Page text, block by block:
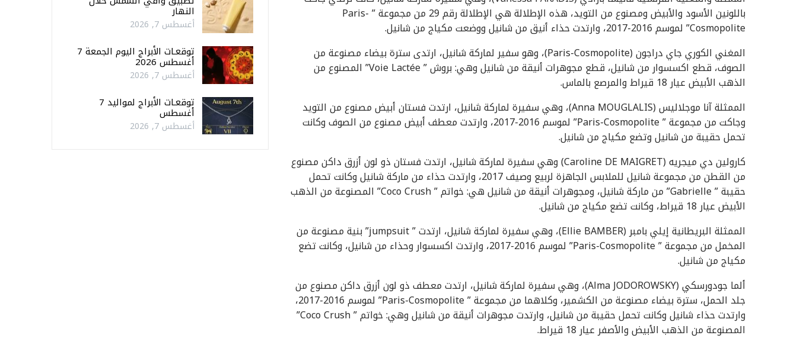
باللونين الأسود والأبيض ومصنوع من التويد، هذه الإطلالة هي الإطلالة رقم 29 من مجموعة ” Paris-
Cosmopolite” لموسم 2016-2017، وارتدت حذاء أنيق من شانيل ووضعت مكياج من شانيل.
المغني الكوري جاي دراجون (Paris-Cosmopolite)، وهو سفير لماركة شانيل، ارتدى سترة بيضاء مصنوعة من
الصوف، قطع اكسسوار من شانيل، قطع مجوهرات أنيقة من شانيل وهي: بروش ” Voie Lactée” المصنوع من
الذهب الأبيض عيار 18 قيراط والمرصع بالماس.
الممثلة آنا موجلاليس (Anna MOUGLALIS)، وهي سفيرة لماركة شانيل، ارتدت فستان أبيض مصنوع من التويد
وجاكت من مجموعة ” Paris-Cosmopolite” لموسم 2016-2017، وارتدت معطف أبيض مصنوع من الصوف وكانت
تحمل حقيبة من شانيل وتضع مكياج من شانيل.
كارولين دي ميجريه (Caroline DE MAIGRET) وهي سفيرة لماركة شانيل، ارتدت فستان ذو لون أزرق داكن مصنوع
من القطن من مجموعة شانيل للملابس الجاهزة لربيع وصيف 2017، وارتدت حذاء من ماركة شانيل وكانت تحمل
حقيبة ” Gabrielle” من ماركة شانيل، ومجوهرات أنيقة من شانيل هي: خواتم ” Coco Crush” المصنوعة من الذهب
الأبيض عيار 18 قيراط، وكانت تضع مكياج من شانيل.
الممثلة البريطانية إيلي بامبر (Ellie BAMBER)، وهي سفيرة لماركة شانيل، ارتدت ” jumpsuit” بنية مصنوعة من
المخمل من مجموعة ” Paris-Cosmopolite” لموسم 2016-2017، وارتدت اكسسوار وحذاء من شانيل، وكانت تضع
مكياج من شانيل.
ألما جودورسكي (Alma JODOROWSKY)، وهي سفيرة لماركة شانيل، ارتدت معطف ذو لون أزرق داكن مصنوع من
جلد الحمل، سترة بيضاء مصنوعة من الكشمير، وكلاهما من مجموعة ” Paris-Cosmopolite” لموسم 2016-2017،
وارتدت حذاء شانيل وكانت تحمل حقيبة من شانيل، وارتدت مجوهرات أنيقة من شانيل وهي: خواتم ” Coco Crush”
المصنوعة من الذهب الأبيض والأصفر عيار 18 قيراط.
النهار
أغسطس 7, 2026
توقعـات الأبراج اليوم الجمعة 7
أغسطس 2026
أغسطس 7, 2026
توقعـات الأبراج لمواليد 7
أغسطس
أغسطس 7, 2026